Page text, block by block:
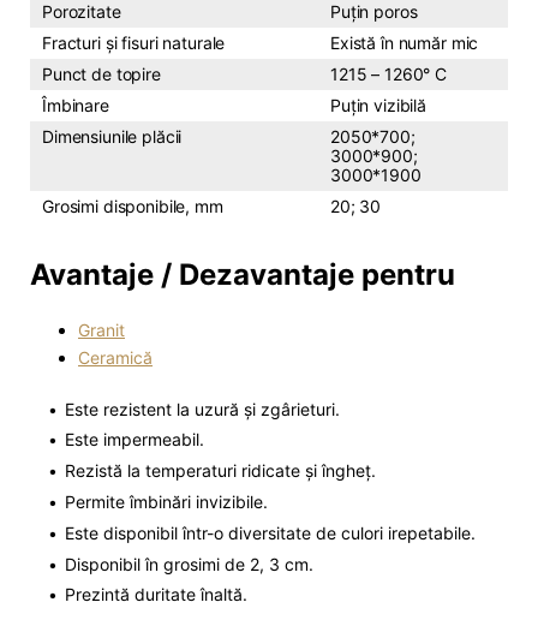
Porozitate
Puțin poros
Fracturi și fisuri naturale
Există în număr mic
Punct de topire
1215 – 1260° C
Îmbinare
Puțin vizibilă
Dimensiunile plăcii
2050*700;
3000*900;
3000*1900
Grosimi disponibile, mm
20; 30
Avantaje / Dezavantaje pentru
Granit
Ceramică
Este rezistent la uzură și zgârieturi.
Este impermeabil.
Rezistă la temperaturi ridicate și îngheț.
Permite îmbinări invizibile.
Este disponibil într-o diversitate de culori irepetabile.
Disponibil în grosimi de 2, 3 cm.
Prezintă duritate înaltă.